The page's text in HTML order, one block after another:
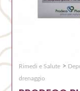
Rimedi e Salute >
drenaggio